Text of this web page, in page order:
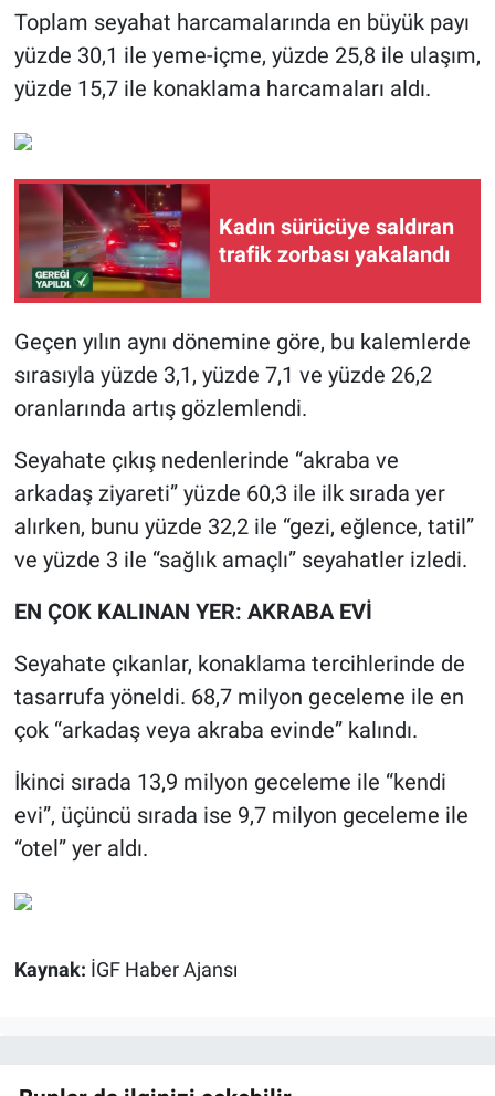
Toplam seyahat harcamalarında en büyük payı
yüzde 30,1 ile yeme-içme, yüzde 25,8 ile ulaşım,
yüzde 15,7 ile konaklama harcamaları aldı.
Kadın sürücüye saldıran
trafik zorbası yakalandı
Geçen yılın aynı dönemine göre, bu kalemlerde
sırasıyla yüzde 3,1, yüzde 7,1 ve yüzde 26,2
oranlarında artış gözlemlendi.
Seyahate çıkış nedenlerinde “akraba ve
arkadaş ziyareti” yüzde 60,3 ile ilk sırada yer
alırken, bunu yüzde 32,2 ile “gezi, eğlence, tatil”
ve yüzde 3 ile “sağlık amaçlı” seyahatler izledi.
EN ÇOK KALINAN YER: AKRABA EVİ
Seyahate çıkanlar, konaklama tercihlerinde de
tasarrufa yöneldi. 68,7 milyon geceleme ile en
çok “arkadaş veya akraba evinde” kalındı.
İkinci sırada 13,9 milyon geceleme ile “kendi
evi”, üçüncü sırada ise 9,7 milyon geceleme ile
“otel” yer aldı.
Kaynak: İGF Haber Ajansı